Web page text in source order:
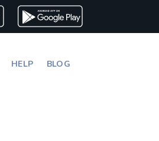
HELP BLOG